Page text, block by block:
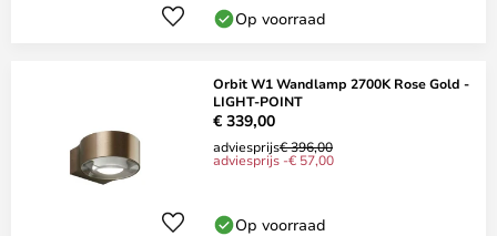
Op voorraad
Orbit W1 Wandlamp 2700K Rose Gold -
LIGHT-POINT
€ 339,00
adviesprijs€ 396,00
adviesprijs -€ 57,00
Op voorraad